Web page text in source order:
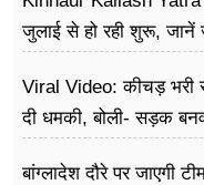
जुलाई से हो रही शुरू, जानें
Viral Video: कीचड़ भरी
दी धमकी, बोली- सड़क
बांग्लादेश दौरे पर जाएगी